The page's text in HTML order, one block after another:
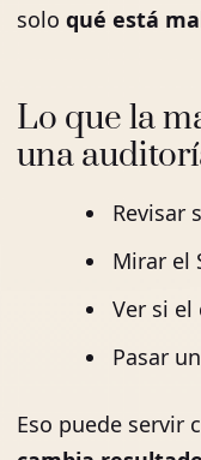
solo qué está
Lo que la
una
Revisar
Mirar el
Ver si
Pasar
Eso puede servir